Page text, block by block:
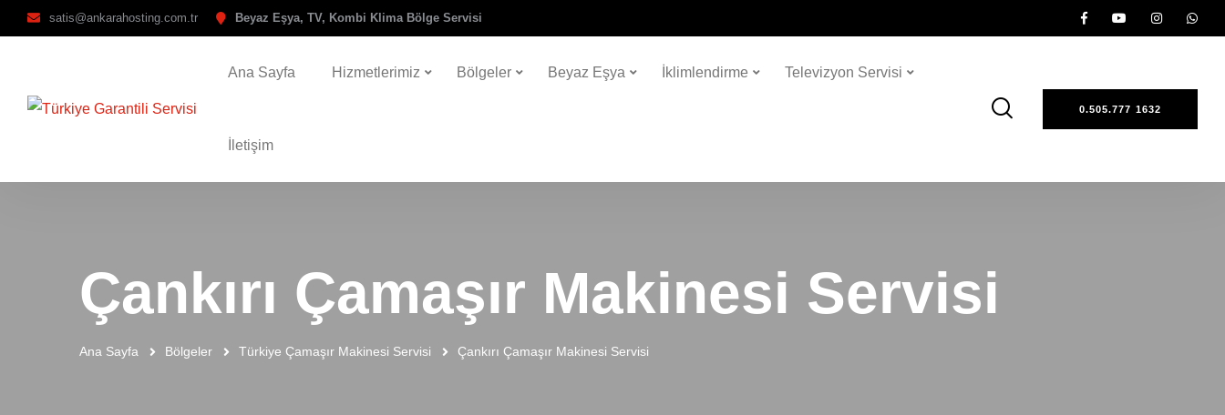
satis@ankarahosting.com.tr Beyaz Eşya, TV, Kombi Klima Bölge Servisi
Ana Sayfa Hizmetlerimiz Bölgeler Beyaz Eşya İklimlendirme Televizyon Servisi
İletişim
0.505.777 1632
Çankırı Çamaşır Makinesi Servisi
Ana Sayfa Bölgeler Türkiye Çamaşır Makinesi Servisi Çankırı Çamaşır Makinesi Servisi